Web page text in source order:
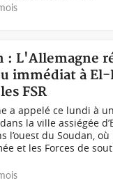
: L'Allemagne
immédiat à El-
FSR
a appelé ce lundi à
la ville assiégée
l’ouest du Soudan,
et les Forces de